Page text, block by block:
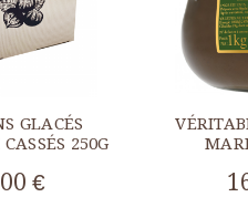
GLACÉS
250G
€